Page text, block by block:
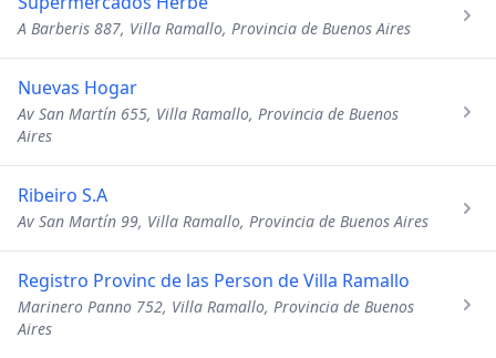
A Barberis 887, Villa Ramallo, Provincia de Buenos Aires
Nuevas Hogar
Av San Martín 655, Villa Ramallo, Provincia de Buenos
Aires
Ribeiro S.A
Av San Martín 99, Villa Ramallo, Provincia de Buenos Aires
Registro Provinc de las Person de Villa Ramallo
Marinero Panno 752, Villa Ramallo, Provincia de Buenos
Aires